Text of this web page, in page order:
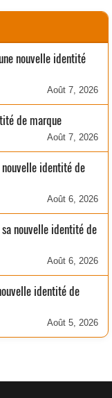
nouvelle identité
Août 7, 2026
de marque
Août 7, 2026
nouvelle identité de
Août 6, 2026
nouvelle identité de
Août 6, 2026
identité de
Août 5, 2026